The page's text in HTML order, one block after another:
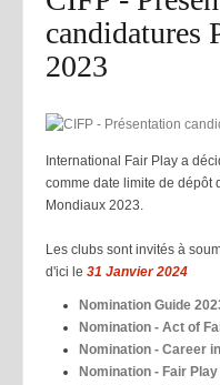
candidatures
2023
International Fair Play a
comme date limite de dépôt
Mondiaux 2023.
Les clubs sont invités à
d'ici le 31 Janvier 2024
Nomination Guide
Nomination - Act of
Nomination - Career
Nomination - Fair